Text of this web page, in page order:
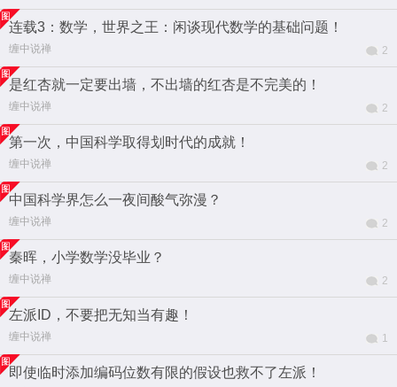
连载3：数学，世界之王：闲谈现代数学的基础问题！
缠中说禅 2
是红杏就一定要出墙，不出墙的红杏是不完美的！
缠中说禅 2
第一次，中国科学取得划时代的成就！
缠中说禅 2
中国科学界怎么一夜间酸气弥漫？
缠中说禅 2
秦晖，小学数学没毕业？
缠中说禅 2
左派ID，不要把无知当有趣！
缠中说禅 1
即使临时添加编码位数有限的假设也救不了左派！